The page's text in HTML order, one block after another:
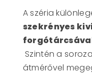
A széria
szekrényes
Szintén a
átmérővel